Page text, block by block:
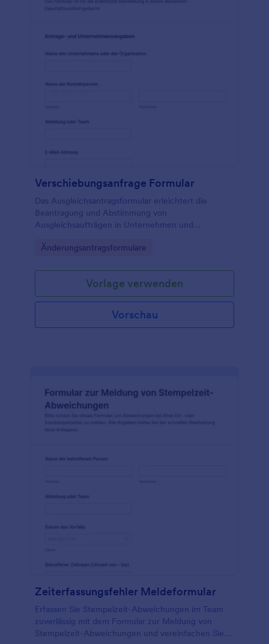
Verschiebungsanfrage Formular
Das Ausgleichsantragsformular erleichtert die
Beantragung und Abstimmung von
Ausgleichsaufträgen in Unternehmen und
priorisiert und bearbeitet werden können.
Go to Category:
Änderungsantragsformulare
Vorlage verwenden
Vorschau
Zeiterfassungsfehler Meldeformular
Erfassen Sie Stempelzeit-Abweichungen im Team
zuverlässig mit dem Formular zur Meldung von
Stempelzeit-Abweichungen und vereinfachen Sie